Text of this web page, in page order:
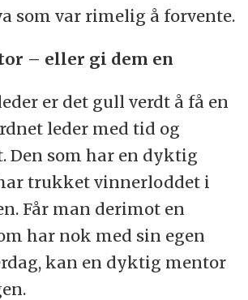
som var rimelig å forvente.
– eller gi dem en
er det gull verdt å få en
leder med tid og
Den som har en dyktig
trukket vinnerloddet i
Får man derimot en
har nok med sin egen
kan en dyktig mentor